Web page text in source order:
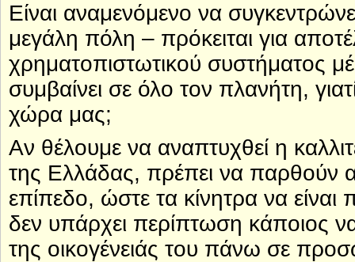
Είναι αναμενόμενο να
μεγάλη πόλη – πρόκειται για
χρηματοπιστωτικού συστήματος
συμβαίνει σε όλο τον πλανήτη,
χώρα μας;
Αν θέλουμε να αναπτυχθεί η
της Ελλάδας, πρέπει να παρθούν
επίπεδο, ώστε τα κίνητρα να
δεν υπάρχει περίπτωση κάποιος
της οικογένειάς του πάνω σε